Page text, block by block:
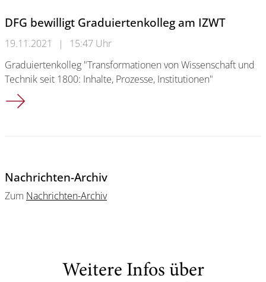
DFG bewilligt Graduiertenkolleg am IZWT
19.11.2021 |
15:47 Uhr
Graduiertenkolleg "Transformationen von Wissenschaft und
Technik seit 1800: Inhalte, Prozesse, Institutionen"
DFG bewilligt Graduiertenkolleg am IZWT
Nachrichten-Archiv
Zum Nachrichten-Archiv
Weitere Infos über